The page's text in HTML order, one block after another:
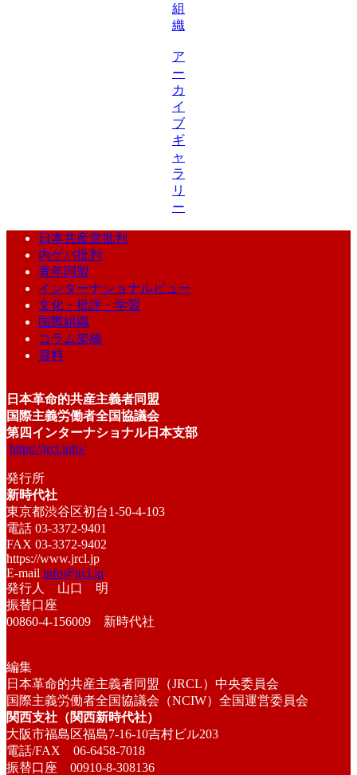
組
織
ア
ー
カ
イ
ブ
ギ
ャ
ラ
リ
ー
日本共産党批判
内ゲバ批判
青年同盟
インターナショナルビュー
文化・批評・学習
国際組織
コラム架橋
資料
日本革命的共産主義者同盟
国際主義労働者全国協議会
第四インターナショナル日本支部
https://jrcl.info/
発行所
新時代社
東京都渋谷区初台1-50-4-103
電話 03-3372-9401
FAX 03-3372-9402
https://www.jrcl.jp
E-mail info@jrcl.jp
発行人 山口 明
振替口座
00860-4-156009 新時代社
編集
日本革命的共産主義者同盟（JRCL）中央委員会
国際主義労働者全国協議会（NCIW）全国運営委員会
関西支社（関西新時代社）
大阪市福島区福島7-16-10吉村ビル203
電話/FAX 06-6458-7018
振替口座 00910-8-308136